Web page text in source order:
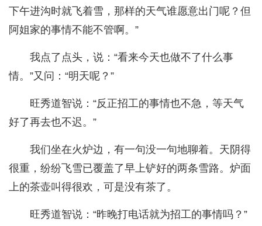
下午进沟时就飞着雪，那样的天气谁愿意出门呢？但
阿姐家的事情不能不管啊。”
我点了点头，说：“看来今天也做不了什么事
情。”又问：“明天呢？”
旺秀道智说：“反正招工的事情也不急，等天气
好了再去也不迟。”
我们坐在火炉边，有一句没一句地聊着。天阴得
很重，纷纷飞雪已覆盖了早上铲好的两条雪路。炉面
上的茶壶叫得很欢，可是没有茶了。
旺秀道智说：“昨晚打电话就为招工的事情吗？”